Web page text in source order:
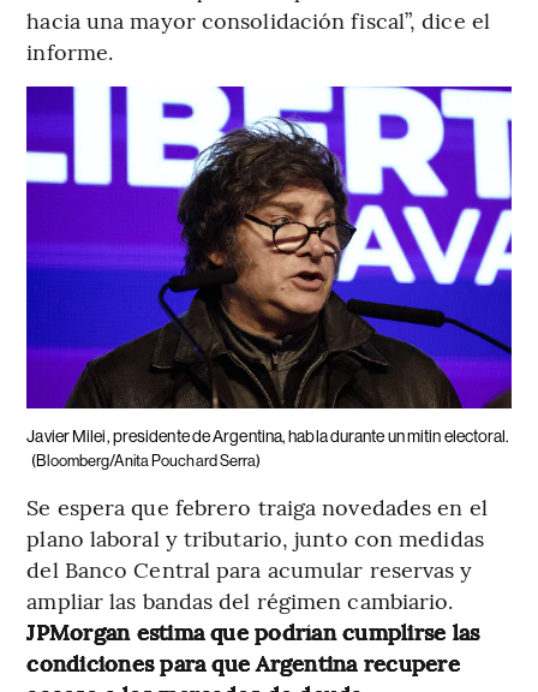
hacia una mayor consolidación fiscal”, dice el
informe.
Javier Milei, presidente de Argentina, habla durante un mitin electoral.
(Bloomberg/Anita Pouchard Serra)
Se espera que febrero traiga novedades en el
plano laboral y tributario, junto con medidas
del Banco Central para acumular reservas y
ampliar las bandas del régimen cambiario.
JPMorgan estima que podrían cumplirse las
condiciones para que Argentina recupere